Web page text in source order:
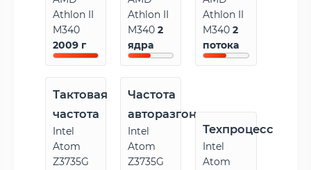
Athlon II
M340
2009 г
Athlon II
M3402
ядра
Athlon II
M3402
потока
Тактовая
частота
Intel
Atom
Z3735G
Частота
авторазгона
Intel
Atom
Z3735G
Техпроцесс
Intel
Atom